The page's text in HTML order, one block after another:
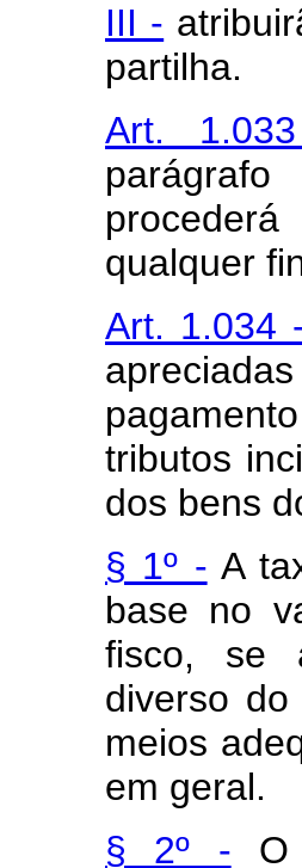
III -
partilha.
Art.
qualquer
Art. 1.034
tributos
dos bens
§ 1º - A
base no
fisco, se
diverso
meios
em geral.
§ 2º - O